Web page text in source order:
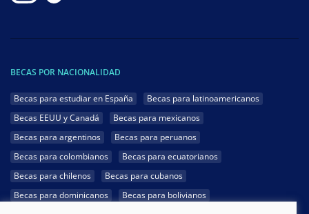
BECAS POR NACIONALIDAD
Becas para estudiar en España
Becas para latinoamericanos
Becas EEUU y Canadá
Becas para mexicanos
Becas para argentinos
Becas para peruanos
Becas para colombianos
Becas para ecuatorianos
Becas para chilenos
Becas para cubanos
Becas para dominicanos
Becas para bolivianos